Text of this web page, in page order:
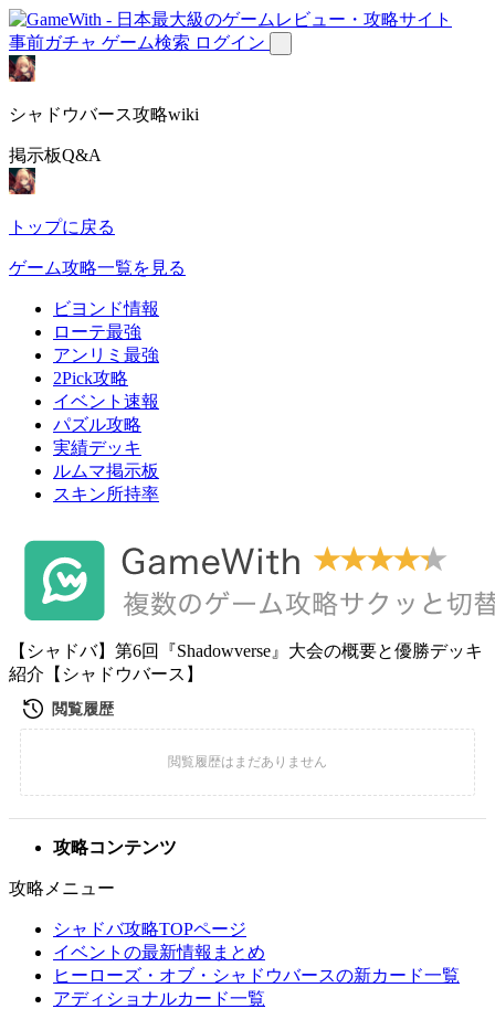
事前ガチャ ゲーム検索 ログイン
シャドウバース攻略wiki
掲示板Q&A
トップに戻る
ゲーム攻略一覧を見る
ビヨンド情報
ローテ最強
アンリミ最強
2Pick攻略
イベント速報
パズル攻略
実績デッキ
ルムマ掲示板
スキン所持率
【シャドバ】第6回『Shadowverse』大会の概要と優勝デッキ
紹介【シャドウバース】
攻略コンテンツ
攻略メニュー
シャドバ攻略TOPページ
イベントの最新情報まとめ
ヒーローズ・オブ・シャドウバースの新カード一覧
アディショナルカード一覧